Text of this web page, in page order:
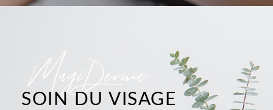
MagiDerme
SOIN DU VISAGE